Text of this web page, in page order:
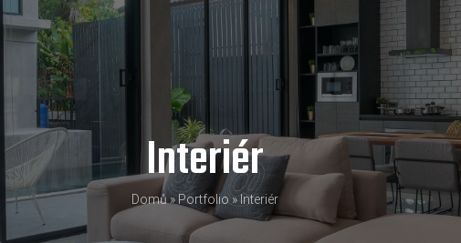
Interiér
Domů»Portfolio»Interiér